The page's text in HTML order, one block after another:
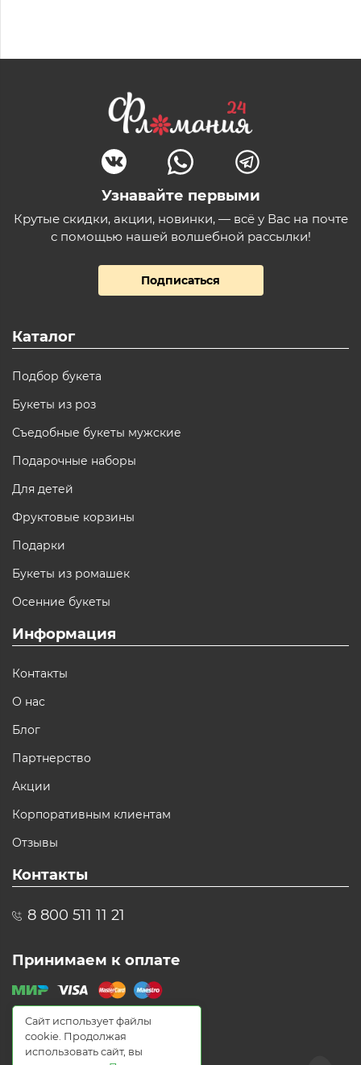
Узнавайте первыми
Крутые скидки, акции, новинки, — всё у Вас на почте
с помощью нашей волшебной рассылки!
Подписаться
Каталог
Подбор букета
Букеты из роз
Съедобные букеты мужские
Подарочные наборы
Для детей
Фруктовые корзины
Подарки
Букеты из ромашек
Осенние букеты
Информация
Контакты
О нас
Блог
Партнерство
Акции
Корпоративным клиентам
Отзывы
Контакты
8 800 511 11 21
Принимаем к оплате
Сайт использует файлы
cookie. Продолжая
использовать сайт, вы